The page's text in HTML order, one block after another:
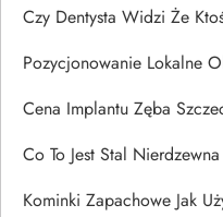
Czy Dentysta Widzi Że
Pozycjonowanie Lokalne
Cena Implantu Zęba
Co To Jest Stal
Kominki Zapachowe Jak